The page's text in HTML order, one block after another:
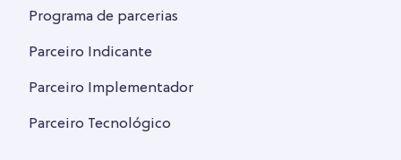
Programa de parcerias
Parceiro Indicante
Parceiro Implementador
Parceiro Tecnológico